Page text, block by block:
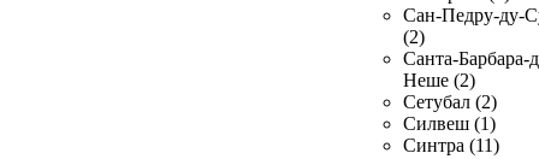
Сан-Педру-ду-
(2)
Санта-Барбара-
Неше (2)
Сетубал (2)
Силвеш (1)
Синтра (11)